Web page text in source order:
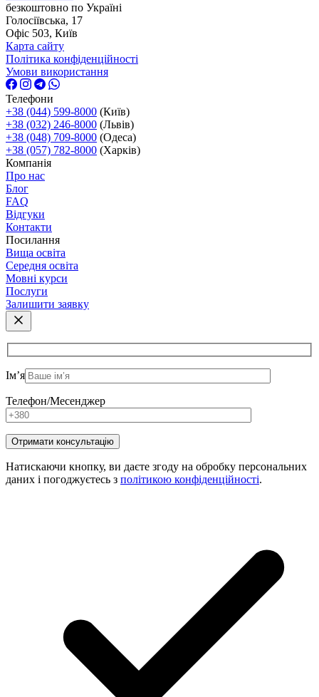
безкоштовно по Україні
Голосіївська, 17
Офіс 503, Київ
Карта сайту
Політика конфіденційності
Умови використання
Телефони
+38 (044) 599-8000 (Київ)
+38 (032) 246-8000 (Львів)
+38 (048) 709-8000 (Одеса)
+38 (057) 782-8000 (Харків)
Компанія
Про нас
Блог
FAQ
Відгуки
Контакти
Посилання
Вища освіта
Середня освіта
Мовні курси
Послуги
Залишити заявку
Ім’я
Телефон/Месенджер
Натискаючи кнопку, ви даєте згоду на обробку персональних
даних і погоджуєтесь з політикою конфіденційності.